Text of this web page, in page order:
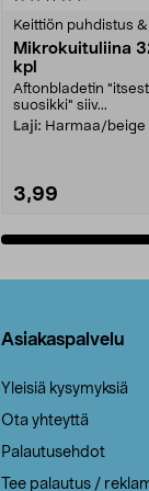
Keittiön puhdistus
Mikrokuituliina
kpl
Aftonbladetin
suosikki" siiv...
Laji: Harmaa/beige
3,99
Asiakaspalvelu
Yleisiä kysymyksiä
Ota yhteyttä
Palautusehdot
Tee palautus /